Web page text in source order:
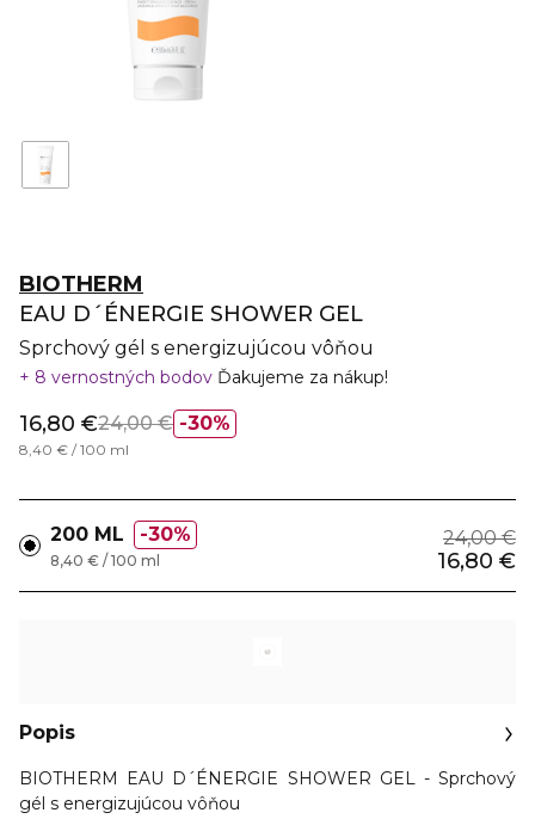
BIOTHERM
EAU D´ÉNERGIE SHOWER GEL
Sprchový gél s energizujúcou vôňou
8 vernostných bodov Ďakujeme za nákup!
30%
16,80 €24,00 €
8,40 € / 100 ml
200 ML 30% 24,00 €
16,80 €
8,40 € / 100 ml
Popis
BIOTHERM EAU D´ÉNERGIE SHOWER GEL - Sprchový
gél s energizujúcou vôňou